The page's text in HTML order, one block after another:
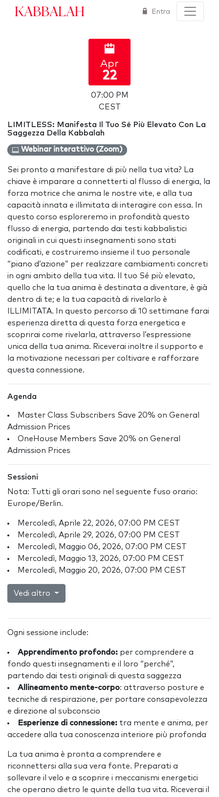
Kabbalah Entra
Apr
22
07:00 PM
CEST
LIMITLESS: Manifesta Il Tuo Sé Più Elevato Con La
Saggezza Della Kabbalah
Webinar interattivo (Zoom)
Sei pronto a manifestare di più nella tua vita? La
chiave è imparare a connetterti al flusso di energia, la
forza motrice che anima le nostre vite, e alla tua
capacità innata e illimitata di interagire con essa. In
questo corso esploreremo in profondità questo
flusso di energia, partendo dai testi kabbalistici
originali in cui questi insegnamenti sono stati
codificati, e costruiremo insieme il tuo personale
“piano d’azione” per realizzare cambiamenti concreti
in ogni ambito della tua vita. Il tuo Sé più elevato,
quello che la tua anima è destinata a diventare, è già
dentro di te; e la tua capacità di rivelarlo è
ILLIMITATA. In questo percorso di 10 settimane farai
esperienza diretta di questa forza energetica e
scoprirai come rivelarla, attraverso l’espressione
unica della tua anima. Riceverai inoltre il supporto e
la motivazione necessari per coltivare e rafforzare
questa connessione.
Agenda
Master Class Subscribers Save 20% on General
Admission Prices
OneHouse Members Save 20% on General
Admission Prices
Sessioni
Nota: Tutti gli orari sono nel seguente fuso orario:
Europe/Berlin.
Mercoledì, Aprile 22, 2026, 07:00 PM CEST
Mercoledì, Aprile 29, 2026, 07:00 PM CEST
Mercoledì, Maggio 06, 2026, 07:00 PM CEST
Mercoledì, Maggio 13, 2026, 07:00 PM CEST
Mercoledì, Maggio 20, 2026, 07:00 PM CEST
Vedi altro
Ogni sessione include:
Apprendimento profondo: per comprendere a
fondo questi insegnamenti e il loro “perché”,
partendo dai testi originali di questa saggezza
Allineamento mente-corpo: attraverso posture e
tecniche di respirazione, per portare consapevolezza
e direzione al subconscio
Esperienze di connessione: tra mente e anima, per
accedere alla tua conoscenza interiore più profonda
La tua anima è pronta a comprendere e
riconnettersi alla sua vera fonte. Preparati a
sollevare il velo e a scoprire i meccanismi energetici
che operano dietro le quinte della tua vita. Riceverai il